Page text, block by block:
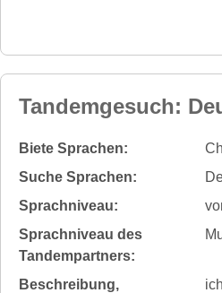
Tandemgesuch:
Biete Sprachen:
Suche Sprachen:
Sprachniveau:
Sprachniveau des
Tandempartners:
Beschreibung,